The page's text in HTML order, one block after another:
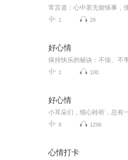
1 29
好心情
1 100
好心情
小耳朵们，细心聆听，总有
8 1298
心情打卡